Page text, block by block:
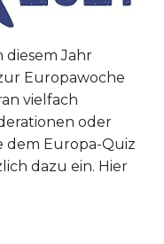
diesem Jahr
Europawoche
vielfach
oder
dem Europa-Quiz
dazu ein. Hier